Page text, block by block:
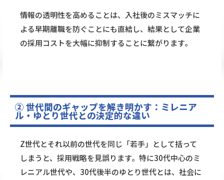
情報の透明性を高めることは、入社後のミスマッチに
よる早期離職を防ぐことにも直結し、結果として企業
の採用コストを大幅に抑制することに繋がります。
② 世代間のギャップを解き明かす：ミレニア
ル・ゆとり世代との決定的な違い
Z世代とそれ以前の世代を同じ「若手」として括って
しまうと、採用戦略を見誤ります。特に30代中心のミ
レニアル世代や、30代後半のゆとり世代とは、社会に